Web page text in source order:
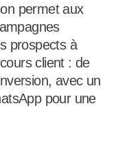
permet aux
prospects à
client : de
avec un
pour une